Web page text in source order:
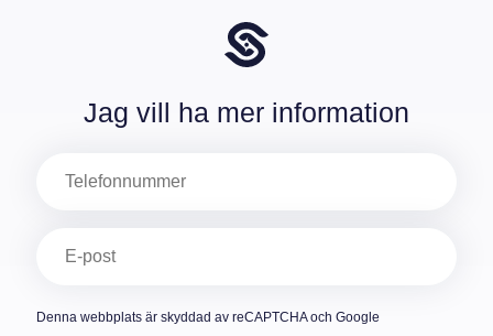
Jag vill ha mer information
post
Denna webbplats är skyddad av reCAPTCHA och Google